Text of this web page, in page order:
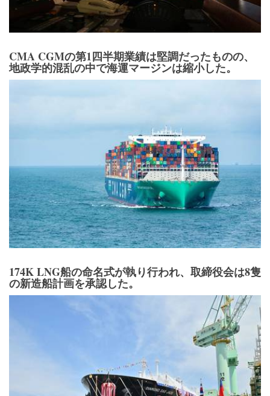
CMA CGMの第1四半期業績は堅調だったものの、
地政学的混乱の中で海運マージンは縮小した。
174K LNG船の命名式が執り行われ、取締役会は8隻
の新造船計画を承認した。